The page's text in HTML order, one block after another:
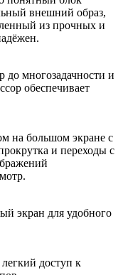
внешний образ,
из прочных и
многозадачности и
обеспечивает
на большом экране с
и переходы с
экран для удобного
доступ к